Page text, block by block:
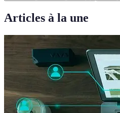
Articles à la une